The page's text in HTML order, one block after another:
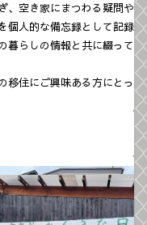
、空き家にまつわる疑問や
個人的な備忘録として記録
暮らしの情報と共に綴って
移住にご興味ある方にとっ